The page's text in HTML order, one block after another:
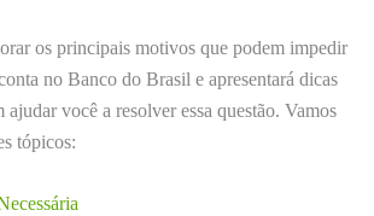
os principais motivos que podem impedir
no Banco do Brasil e apresentará dicas
ajudar você a resolver essa questão. Vamos
tópicos: